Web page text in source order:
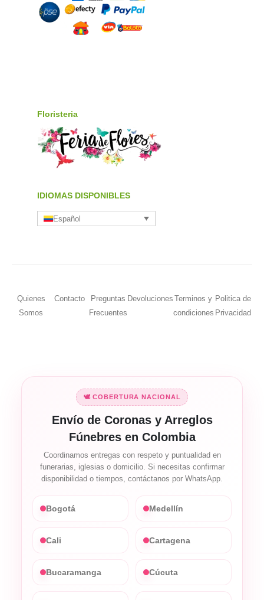
Floristeria
IDIOMAS DISPONIBLES
Español
Quienes
Somos
Contacto
Preguntas
Frecuentes
Devoluciones Terminos y
condiciones
Politica de
Privacidad
🕊️ COBERTURA NACIONAL
Envío de Coronas y Arreglos
Fúnebres en Colombia
Coordinamos entregas con respeto y puntualidad en
funerarias, iglesias o domicilio. Si necesitas confirmar
disponibilidad o tiempos, contáctanos por WhatsApp.
Bogotá Medellín
Cali Cartagena
Bucaramanga Cúcuta